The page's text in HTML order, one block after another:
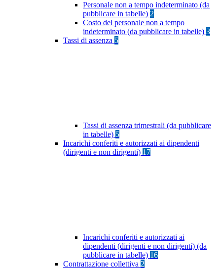
Personale non a tempo indeterminato (da
pubblicare in tabelle) 2
Costo del personale non a tempo
indeterminato (da pubblicare in tabelle) 3
Tassi di assenza 5
Tassi di assenza trimestrali (da pubblicare
in tabelle) 5
Incarichi conferiti e autorizzati ai dipendenti
(dirigenti e non dirigenti) 17
Incarichi conferiti e autorizzati ai
dipendenti (dirigenti e non dirigenti) (da
pubblicare in tabelle) 16
Contrattazione collettiva 2